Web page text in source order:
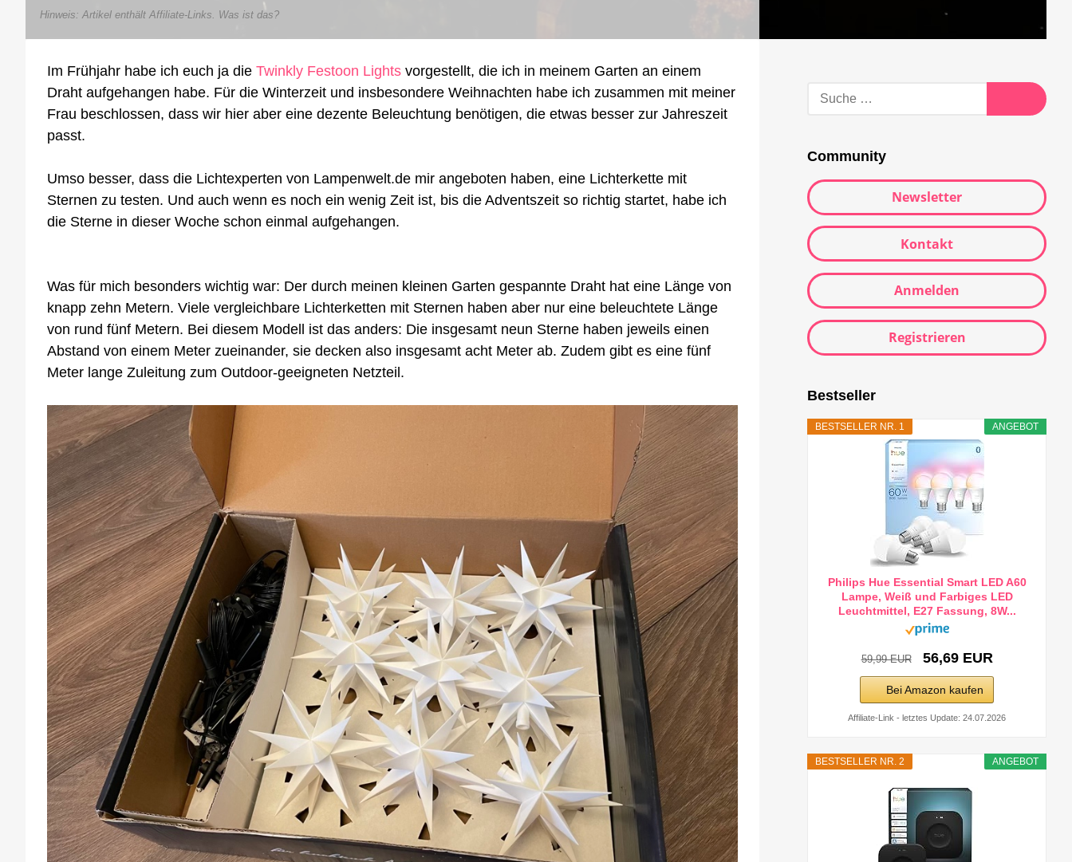
Smart
lässt
jetzt
neun
Hinweis: Artikel enthält Affiliate-Links. Was ist das?
Im Frühjahr habe ich euch ja die Twinkly Festoon Lights vorgestellt, die ich in meinem Garten an einem
Draht aufgehangen habe. Für die Winterzeit und insbesondere Weihnachten habe ich zusammen mit meiner
Frau beschlossen, dass wir hier aber eine dezente Beleuchtung benötigen, die etwas besser zur Jahreszeit
passt.
Umso besser, dass die Lichtexperten von Lampenwelt.de mir angeboten haben, eine Lichterkette mit
Sternen zu testen. Und auch wenn es noch ein wenig Zeit ist, bis die Adventszeit so richtig startet, habe ich
die Sterne in dieser Woche schon einmal aufgehangen.
Was für mich besonders wichtig war: Der durch meinen kleinen Garten gespannte Draht hat eine Länge von
knapp zehn Metern. Viele vergleichbare Lichterketten mit Sternen haben aber nur eine beleuchtete Länge
von rund fünf Metern. Bei diesem Modell ist das anders: Die insgesamt neun Sterne haben jeweils einen
Abstand von einem Meter zueinander, sie decken also insgesamt acht Meter ab. Zudem gibt es eine fünf
Meter lange Zuleitung zum Outdoor-geeigneten Netzteil.
Suche
Suche
Community
Newsletter
Kontakt
Anmelden
Registrieren
Bestseller
ANGEBOT
BESTSELLER NR. 1
Philips Hue Essential Smart LED A60
Lampe, Weiß und Farbiges LED
Leuchtmittel, E27 Fassung, 8W...
59,99 EUR 56,69 EUR
Bei Amazon kaufen
Affiliate-Link - letztes Update: 24.07.2026
ANGEBOT
BESTSELLER NR. 2